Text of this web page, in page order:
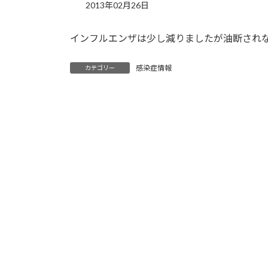
2013年02月26日
インフルエンザは少し減りましたが油断され
カテゴリー 感染症情報